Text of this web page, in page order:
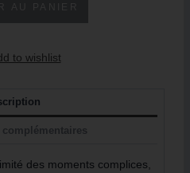
to wishlist
complémentaires
des moments complices,